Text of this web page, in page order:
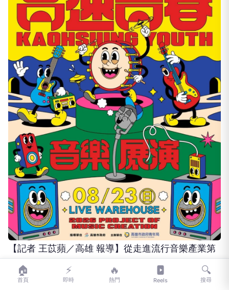
【記者 王苡蘋／高雄 報導】從走進流行音樂產業第
一線，到站上專業舞台發表原創作品，高雄青年音樂
能量全面爆發！高雄市政府青年局「高速青春」暑期
🏠
首頁
⚡
即時
🔥
熱門 Reels
🔍
搜尋